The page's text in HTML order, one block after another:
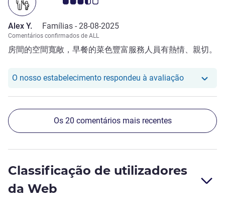
Alex Y. Famílias - 28-08-2025
Comentários confirmados de ALL
房間的空間寬敞，早餐的菜色豐富服務人員有熱情、親切。
O nosso estabelecimento respondeu à avaliaçãoO nosso
Os 20 comentários mais recentes
Classificação de utilizadores
da Web